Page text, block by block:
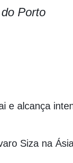
Porto
e alcança
Siza na